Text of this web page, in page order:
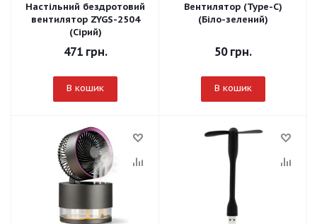
Настільний бездротовий
вентилятор ZYGS-2504
(Сірий)
471грн.
В кошик
Вентилятор (Type-C)
(Біло-зелений)
50грн.
В кошик